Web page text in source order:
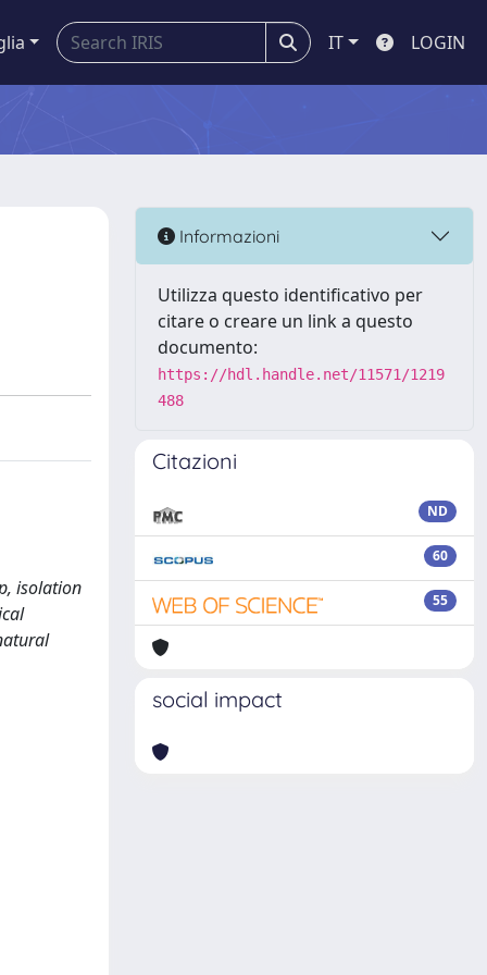
IT LOGIN
isolation
Informazioni
Utilizza questo identificativo per
citare o creare un link a questo
documento:
https://hdl.handle.net/11571/1219
488
Citazioni
ND
60
55
social impact